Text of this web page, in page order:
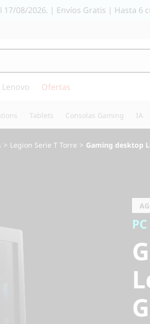
08/2026. | Envíos Gratis | Hasta 6
Ofertas
Tablets Consolas Gaming IA
> Legion Serie T Torre > Gaming desktop